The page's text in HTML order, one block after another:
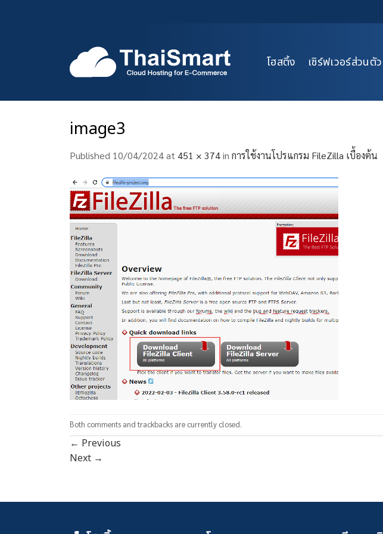
โฮสติ้ง เซิร์ฟเวอร์ส่วนตัว
image3
Published 10/04/2024at 451 × 374in การใช้งานโปรแกรม FileZilla เบื้องต้น
Both comments and trackbacks are currently closed.
← Previous
Next →